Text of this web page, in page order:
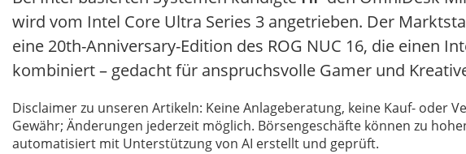
wird vom Intel Core Ultra Series 3 angetrieben. Der
eine 20th-Anniversary-Edition des ROG NUC 16, die einen
kombiniert – gedacht für anspruchsvolle Gamer und
Disclaimer zu unseren Artikeln: Keine Anlageberatung, keine Kauf- oder
Gewähr; Änderungen jederzeit möglich. Börsengeschäfte können zu
automatisiert mit Unterstützung von AI erstellt und geprüft.